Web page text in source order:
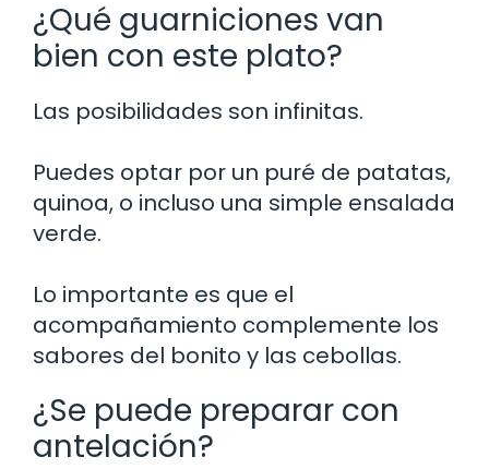
¿Qué guarniciones van
bien con este plato?
Las posibilidades son infinitas.
Puedes optar por un puré de patatas,
quinoa, o incluso una simple ensalada
verde.
Lo importante es que el
acompañamiento complemente los
sabores del bonito y las cebollas.
¿Se puede preparar con
antelación?